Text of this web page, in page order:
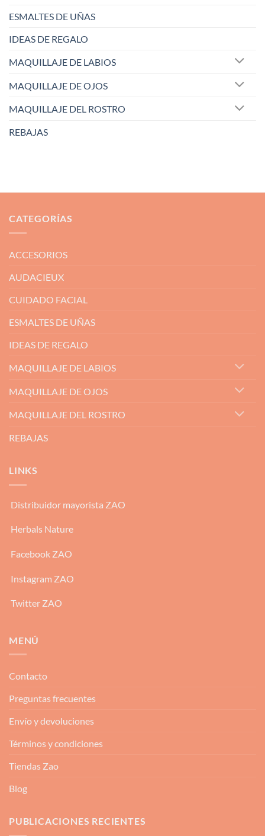
ESMALTES DE UÑAS
IDEAS DE REGALO
MAQUILLAJE DE LABIOS
MAQUILLAJE DE OJOS
MAQUILLAJE DEL ROSTRO
REBAJAS
CATEGORÍAS
ACCESORIOS
AUDACIEUX
CUIDADO FACIAL
ESMALTES DE UÑAS
IDEAS DE REGALO
MAQUILLAJE DE LABIOS
MAQUILLAJE DE OJOS
MAQUILLAJE DEL ROSTRO
REBAJAS
LINKS
Distribuidor mayorista ZAO
Herbals Nature
Facebook ZAO
Instagram ZAO
Twitter ZAO
MENÚ
Contacto
Preguntas frecuentes
Envío y devoluciones
Términos y condiciones
Tiendas Zao
Blog
PUBLICACIONES RECIENTES